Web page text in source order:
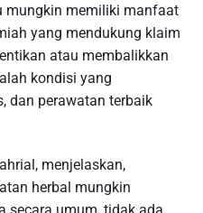
mungkin memiliki manfaat
yang mendukung klaim
atau membalikkan
kondisi yang
dan perawatan terbaik
menjelaskan,
herbal mungkin
secara umum, tidak ada